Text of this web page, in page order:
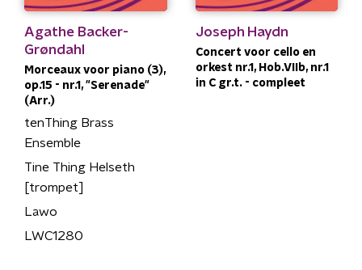
Agathe Backer-
Grøndahl
Morceaux voor piano (3),
op.15 - nr.1, "Serenade"
(Arr.)
tenThing Brass
Ensemble
Tine Thing Helseth
[trompet]
Lawo
LWC1280
Joseph Haydn
Concert voor cello en
orkest nr.1, Hob.VIIb, nr.1
in C gr.t. - compleet